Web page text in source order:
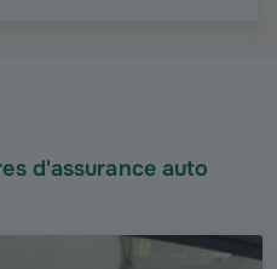
d'assurance auto